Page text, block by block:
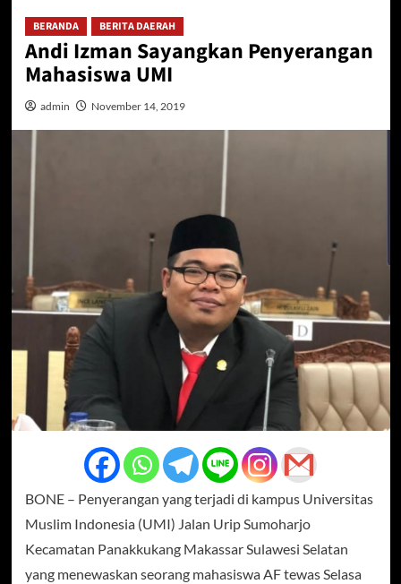
BERANDA BERITA DAERAH
Andi Izman Sayangkan Penyerangan
Mahasiswa UMI
admin November 14, 2019
BONE – Penyerangan yang terjadi di kampus Universitas
Muslim Indonesia (UMI) Jalan Urip Sumoharjo
Kecamatan Panakkukang Makassar Sulawesi Selatan
yang menewaskan seorang mahasiswa AF tewas Selasa